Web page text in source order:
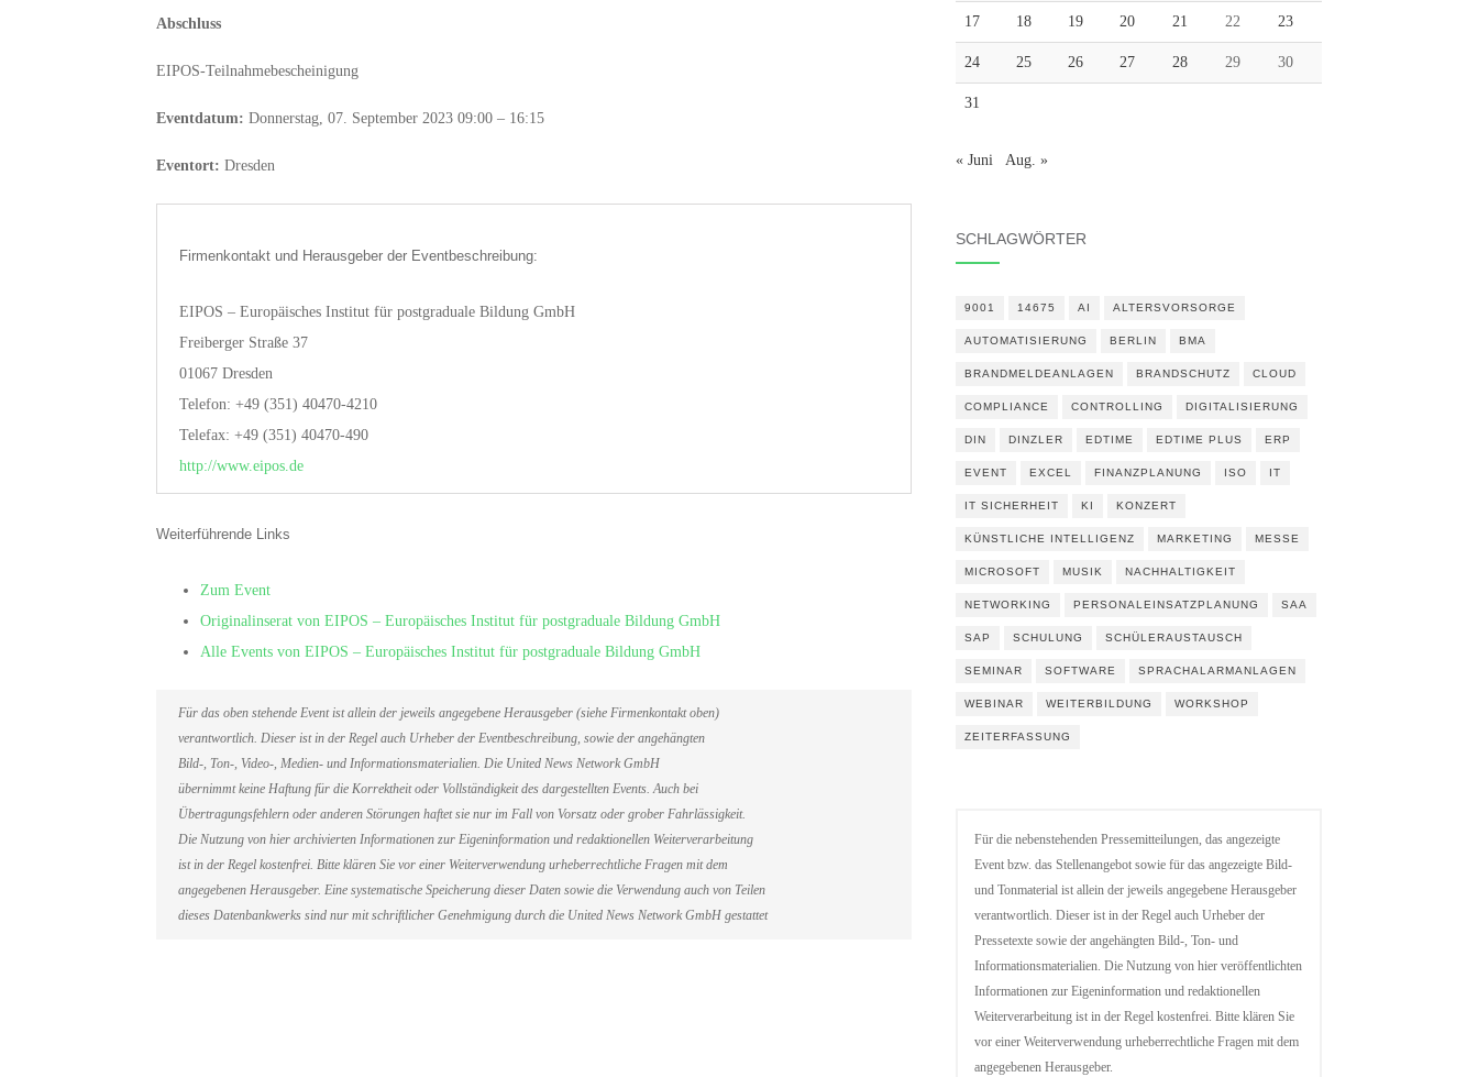
Abschluss
EIPOS-Teilnahmebescheinigung
Eventdatum: Donnerstag, 07. September 2023 09:00 – 16:15
Eventort: Dresden
Firmenkontakt und Herausgeber der Eventbeschreibung:
EIPOS – Europäisches Institut für postgraduale Bildung GmbH
Freiberger Straße 37
01067 Dresden
Telefon: +49 (351) 40470-4210
Telefax: +49 (351) 40470-490
http://www.eipos.de
Weiterführende Links
Zum Event
Originalinserat von EIPOS – Europäisches Institut für postgraduale Bildung GmbH
Alle Events von EIPOS – Europäisches Institut für postgraduale Bildung GmbH
Für das oben stehende Event ist allein der jeweils angegebene Herausgeber (siehe Firmenkontakt oben)
verantwortlich. Dieser ist in der Regel auch Urheber der Eventbeschreibung, sowie der angehängten
Bild-, Ton-, Video-, Medien- und Informationsmaterialien. Die United News Network GmbH
übernimmt keine Haftung für die Korrektheit oder Vollständigkeit des dargestellten Events. Auch bei
Übertragungsfehlern oder anderen Störungen haftet sie nur im Fall von Vorsatz oder grober Fahrlässigkeit.
Die Nutzung von hier archivierten Informationen zur Eigeninformation und redaktionellen Weiterverarbeitung
ist in der Regel kostenfrei. Bitte klären Sie vor einer Weiterverwendung urheberrechtliche Fragen mit dem
angegebenen Herausgeber. Eine systematische Speicherung dieser Daten sowie die Verwendung auch von Teilen
dieses Datenbankwerks sind nur mit schriftlicher Genehmigung durch die United News Network GmbH gestattet
17 18 19 20 21 22 23
24 25 26 27 28 29 30
31
« Juni Aug. »
SCHLAGWÖRTER
9001 14675 AI ALTERSVORSORGE
AUTOMATISIERUNG BERLIN BMA
BRANDMELDEANLAGEN BRANDSCHUTZ CLOUD
COMPLIANCE CONTROLLING DIGITALISIERUNG
DIN DINZLER EDTIME EDTIME PLUS ERP
EVENT EXCEL FINANZPLANUNG ISO IT
IT SICHERHEIT KI KONZERT
KÜNSTLICHE INTELLIGENZ MARKETING MESSE
MICROSOFT MUSIK NACHHALTIGKEIT
NETWORKING PERSONALEINSATZPLANUNG SAA
SAP SCHULUNG SCHÜLERAUSTAUSCH
SEMINAR SOFTWARE SPRACHALARMANLAGEN
WEBINAR WEITERBILDUNG WORKSHOP
ZEITERFASSUNG
Für die nebenstehenden Pressemitteilungen, das angezeigte
Event bzw. das Stellenangebot sowie für das angezeigte Bild-
und Tonmaterial ist allein der jeweils angegebene Herausgeber
verantwortlich. Dieser ist in der Regel auch Urheber der
Pressetexte sowie der angehängten Bild-, Ton- und
Informationsmaterialien. Die Nutzung von hier veröffentlichten
Informationen zur Eigeninformation und redaktionellen
Weiterverarbeitung ist in der Regel kostenfrei. Bitte klären Sie
vor einer Weiterverwendung urheberrechtliche Fragen mit dem
angegebenen Herausgeber.